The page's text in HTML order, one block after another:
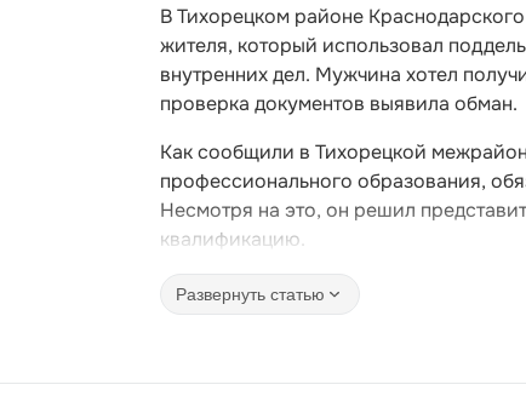
В Тихорецком районе
жителя, который использовал
внутренних дел. Мужчина хотел
проверка документов выявила обман.
Как сообщили в Тихорецкой
профессионального образования,
Несмотря на это, он решил
квалификацию.
Развернуть статью